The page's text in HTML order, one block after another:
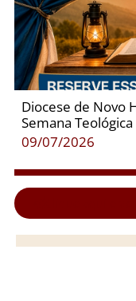
Diocese de Novo
Semana
09/07/2026